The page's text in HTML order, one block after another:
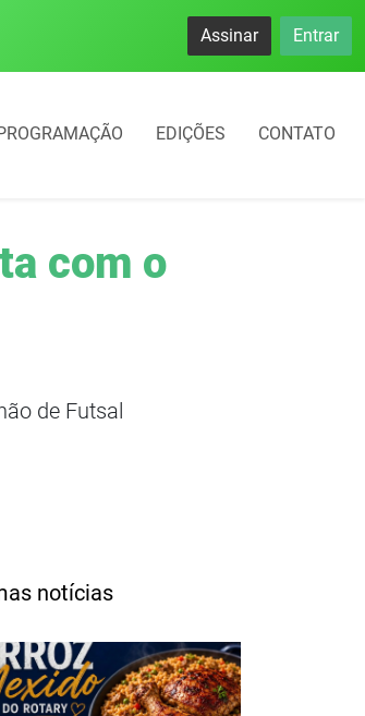
começará em 10 dias em Frederico
Assinar Entrar
EDIÇÕES CONTATO
com o
de Futsal
notícias